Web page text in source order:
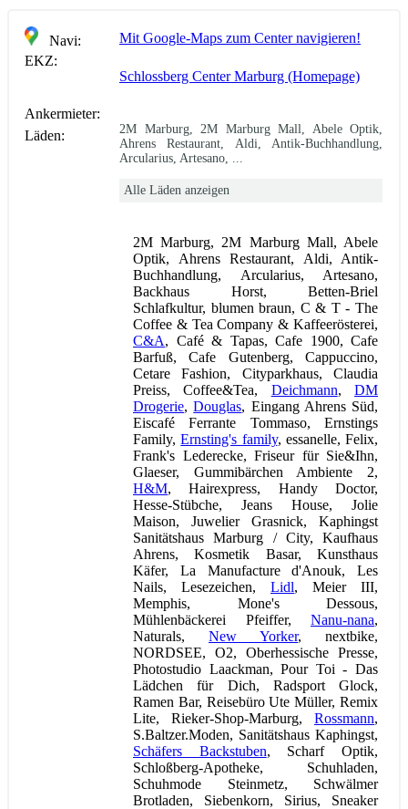
Navi:
Mit Google-Maps zum Center navigieren!
EKZ:
Schlossberg Center Marburg (Homepage)
Ankermieter:
Läden:
2M Marburg, 2M Marburg Mall, Abele Optik,
Ahrens Restaurant, Aldi, Antik-Buchhandlung,
Arcularius, Artesano, ...
Alle Läden anzeigen
2M Marburg, 2M Marburg Mall, Abele
Optik, Ahrens Restaurant, Aldi, Antik-
Buchhandlung, Arcularius, Artesano,
Backhaus Horst, Betten-Briel
Schlafkultur, blumen braun, C & T - The
Coffee & Tea Company & Kaffeerösterei,
C&A, Café & Tapas, Cafe 1900, Cafe
Barfuß, Cafe Gutenberg, Cappuccino,
Cetare Fashion, Cityparkhaus, Claudia
Preiss, Coffee&Tea, Deichmann,DM
Drogerie,Douglas, Eingang Ahrens Süd,
Eiscafé Ferrante Tommaso, Ernstings
Family,Ernsting's family, essanelle, Felix,
Frank's Lederecke, Friseur für Sie&Ihn,
Glaeser, Gummibärchen Ambiente 2,
H&M, Hairexpress, Handy Doctor,
Hesse-Stübche, Jeans House, Jolie
Maison, Juwelier Grasnick, Kaphingst
Sanitätshaus Marburg / City, Kaufhaus
Ahrens, Kosmetik Basar, Kunsthaus
Käfer, La Manufacture d'Anouk, Les
Nails, Lesezeichen, Lidl, Meier III,
Memphis, Mone's Dessous,
Mühlenbäckerei Pfeiffer, Nanu-nana,
Naturals, New Yorker, nextbike,
NORDSEE, O2, Oberhessische Presse,
Photostudio Laackman, Pour Toi - Das
Lädchen für Dich, Radsport Glock,
Ramen Bar, Reisebüro Ute Müller, Remix
Lite, Rieker-Shop-Marburg, Rossmann,
S.Baltzer.Moden, Sanitätshaus Kaphingst,
Schäfers Backstuben, Scharf Optik,
Schloßberg-Apotheke, Schuhladen,
Schuhmode Steinmetz, Schwälmer
Brotladen, Siebenkorn, Sirius, Sneaker